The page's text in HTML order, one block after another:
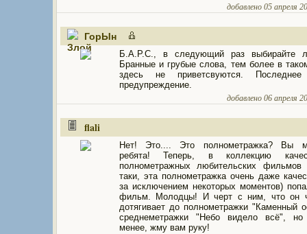
добавлено 05 апреля
ГорЫн
Б.А.Р.С., в следующий раз выбирайте
Бранные и грубые слова, тем более в
здесь не приветсвуются. Последнее
предупреждение.
добавлено 06 апреля
flali
Нет! Это.... Это полнометражка? Вы
ребята! Теперь, в коллекцию
полнометражных любительских
таки, эта полнометражка очень даже
за исключением некоторых моментов)
фильм. Молодцы! И черт с ним, что он
дотягивает до полнометражки "Каменный
среднеметражки "Небо видело всё",
менее, жму вам руку!